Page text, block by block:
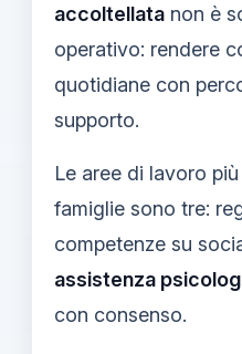
accoltellata non è
operativo: rendere
quotidiane con
supporto.
Le aree di lavoro
famiglie sono tre:
competenze su
assistenza
con consenso.